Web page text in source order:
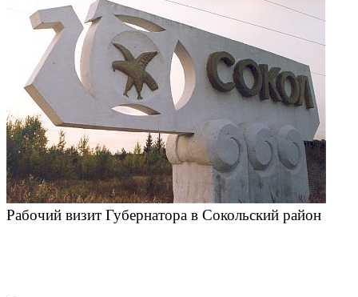
Рабочий визит Губернатора в Сокольский район